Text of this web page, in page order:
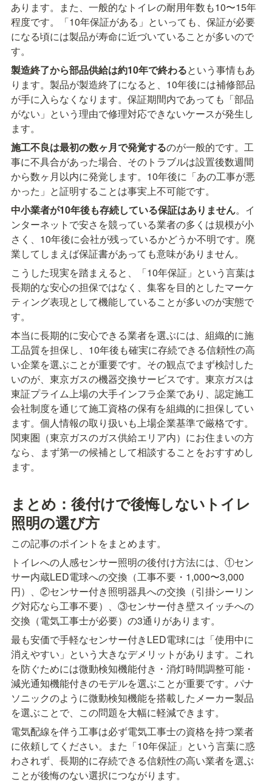
あります。また、一般的なトイレの耐用年数も10〜15年
程度です。「10年保証がある」といっても、保証が必要
になる頃には製品が寿命に近づいていることが多いので
す。
製造終了から部品供給は約10年で終わるという事情もあ
ります。製品が製造終了になると、10年後には補修部品
が手に入らなくなります。保証期間内であっても「部品
がない」という理由で修理対応できないケースが発生し
ます。
施工不良は最初の数ヶ月で発覚するのが一般的です。工
事に不具合があった場合、そのトラブルは設置後数週間
から数ヶ月以内に発覚します。10年後に「あの工事が悪
かった」と証明することは事実上不可能です。
中小業者が10年後も存続している保証はありません。イ
ンターネットで安さを競っている業者の多くは規模が小
さく、10年後に会社が残っているかどうか不明です。廃
業してしまえば保証書があっても意味がありません。
こうした現実を踏まえると、「10年保証」という言葉は
長期的な安心の担保ではなく、集客を目的としたマーケ
ティング表現として機能していることが多いのが実態で
す。
本当に長期的に安心できる業者を選ぶには、組織的に施
工品質を担保し、10年後も確実に存続できる信頼性の高
い企業を選ぶことが重要です。その観点でまず検討した
いのが、東京ガスの機器交換サービスです。東京ガスは
東証プライム上場の大手インフラ企業であり、認定施工
会社制度を通じて施工資格の保有を組織的に担保してい
ます。個人情報の取り扱いも上場企業基準で厳格です。
関東圏（東京ガスのガス供給エリア内）にお住まいの方
なら、まず第一の候補として相談することをおすすめし
ます。
まとめ：後付けで後悔しないトイレ
照明の選び方
この記事のポイントをまとめます。
トイレへの人感センサー照明の後付け方法には、①セン
サー内蔵LED電球への交換（工事不要・1,000〜3,000
円）、②センサー付き照明器具への交換（引掛シーリン
グ対応なら工事不要）、③センサー付き壁スイッチへの
交換（電気工事士が必要）の3通りがあります。
最も安価で手軽なセンサー付きLED電球には「使用中に
消えやすい」という大きなデメリットがあります。これ
を防ぐためには微動検知機能付き・消灯時間調整可能・
減光通知機能付きのモデルを選ぶことが重要です。パナ
ソニックのように微動検知機能を搭載したメーカー製品
を選ぶことで、この問題を大幅に軽減できます。
電気配線を伴う工事は必ず電気工事士の資格を持つ業者
に依頼してください。また「10年保証」という言葉に惑
わされず、長期的に存続できる信頼性の高い業者を選ぶ
ことが後悔のない選択につながります。